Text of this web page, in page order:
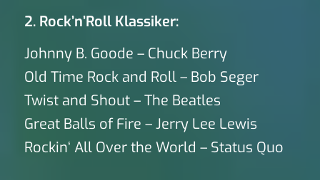
2. Rock’n’Roll Klassiker:
Johnny B. Goode – Chuck Berry
Old Time Rock and Roll – Bob Seger
Twist and Shout – The Beatles
Great Balls of Fire – Jerry Lee Lewis
Rockin‘ All Over the World – Status Quo